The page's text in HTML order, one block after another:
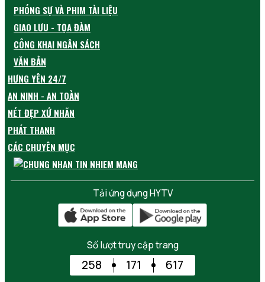
PHÓNG SỰ VÀ PHIM TÀI LIỆU
GIAO LƯU - TỌA ĐÀM
CÔNG KHAI NGÂN SÁCH
VĂN BẢN
HƯNG YÊN 24/7
AN NINH - AN TOÀN
NÉT ĐẸP XỨ NHÃN
PHÁT THANH
CÁC CHUYÊN MỤC
Tải ứng dụng HYTV
Số lượt truy cập trang
258 171 617